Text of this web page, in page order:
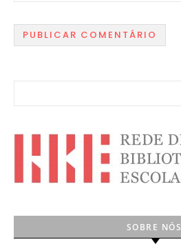
SOBRE NÓS